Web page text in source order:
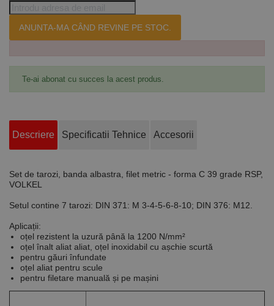
ANUNTA-MA CÂND REVINE PE STOC.
Te-ai abonat cu succes la acest produs.
Descriere Specificatii Tehnice Accesorii
Set de tarozi, banda albastra, filet metric - forma C 39 grade RSP,
VOLKEL
Setul contine 7 tarozi: DIN 371: M 3-4-5-6-8-10; DIN 376: M12.
Aplicații:
oțel rezistent la uzură până la 1200 N/mm²
oțel înalt aliat aliat, oțel inoxidabil cu așchie scurtă
pentru găuri înfundate
oțel aliat pentru scule
pentru filetare manuală și pe mașini